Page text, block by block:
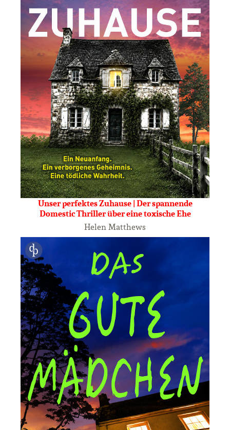
Unser perfektes Zuhause | Der spannende
Domestic Thriller über eine toxische Ehe
Helen Matthews